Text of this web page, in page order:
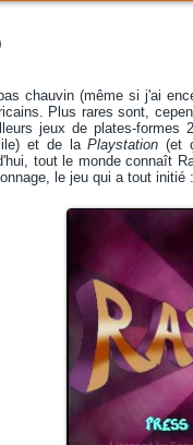
chauvin (même si j'ai
Plus rares sont,
jeux de plates-
et de laPlaystation (et
tout le monde connaît
le jeu qui a tout initié :